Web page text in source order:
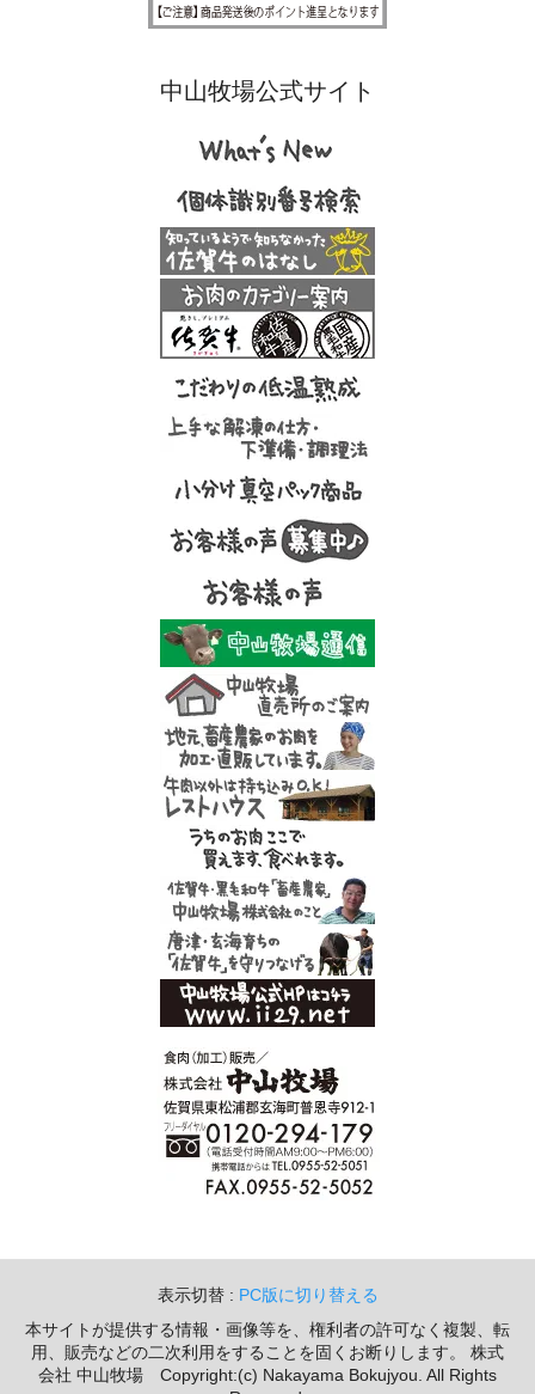
中山牧場公式サイト
表示切替 : PC版に切り替える
本サイトが提供する情報・画像等を、権利者の許可なく複製、転
用、販売などの二次利用をすることを固くお断りします。 株式
会社 中山牧場 Copyright:(c) Nakayama Bokujyou. All Rights